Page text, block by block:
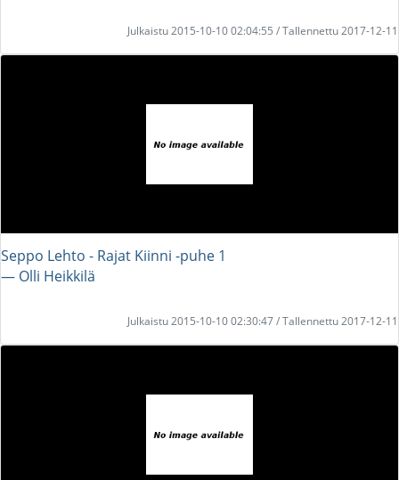
Julkaistu 2015-10-10 02:04:55 / Tallennettu 2017-12-11
Seppo Lehto - Rajat Kiinni -puhe 1
― Olli Heikkilä
Julkaistu 2015-10-10 02:30:47 / Tallennettu 2017-12-11